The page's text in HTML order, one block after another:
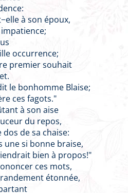
à son époux,
occurrence;
premier souhait
le bonhomme Blaise;
ces fagots."
à son aise
du repos,
dos de sa chaise:
une si bonne braise,
bien à propos!"
ces mots,
étonnée,